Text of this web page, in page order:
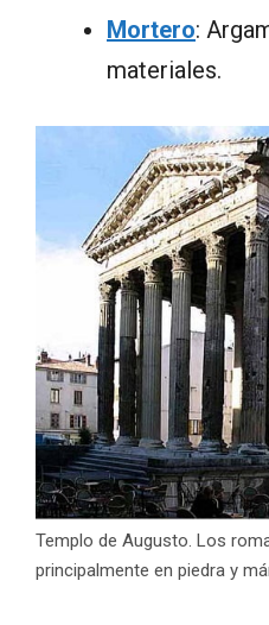
Mortero:
materiales.
Templo de Augusto. Los
principalmente en piedra y